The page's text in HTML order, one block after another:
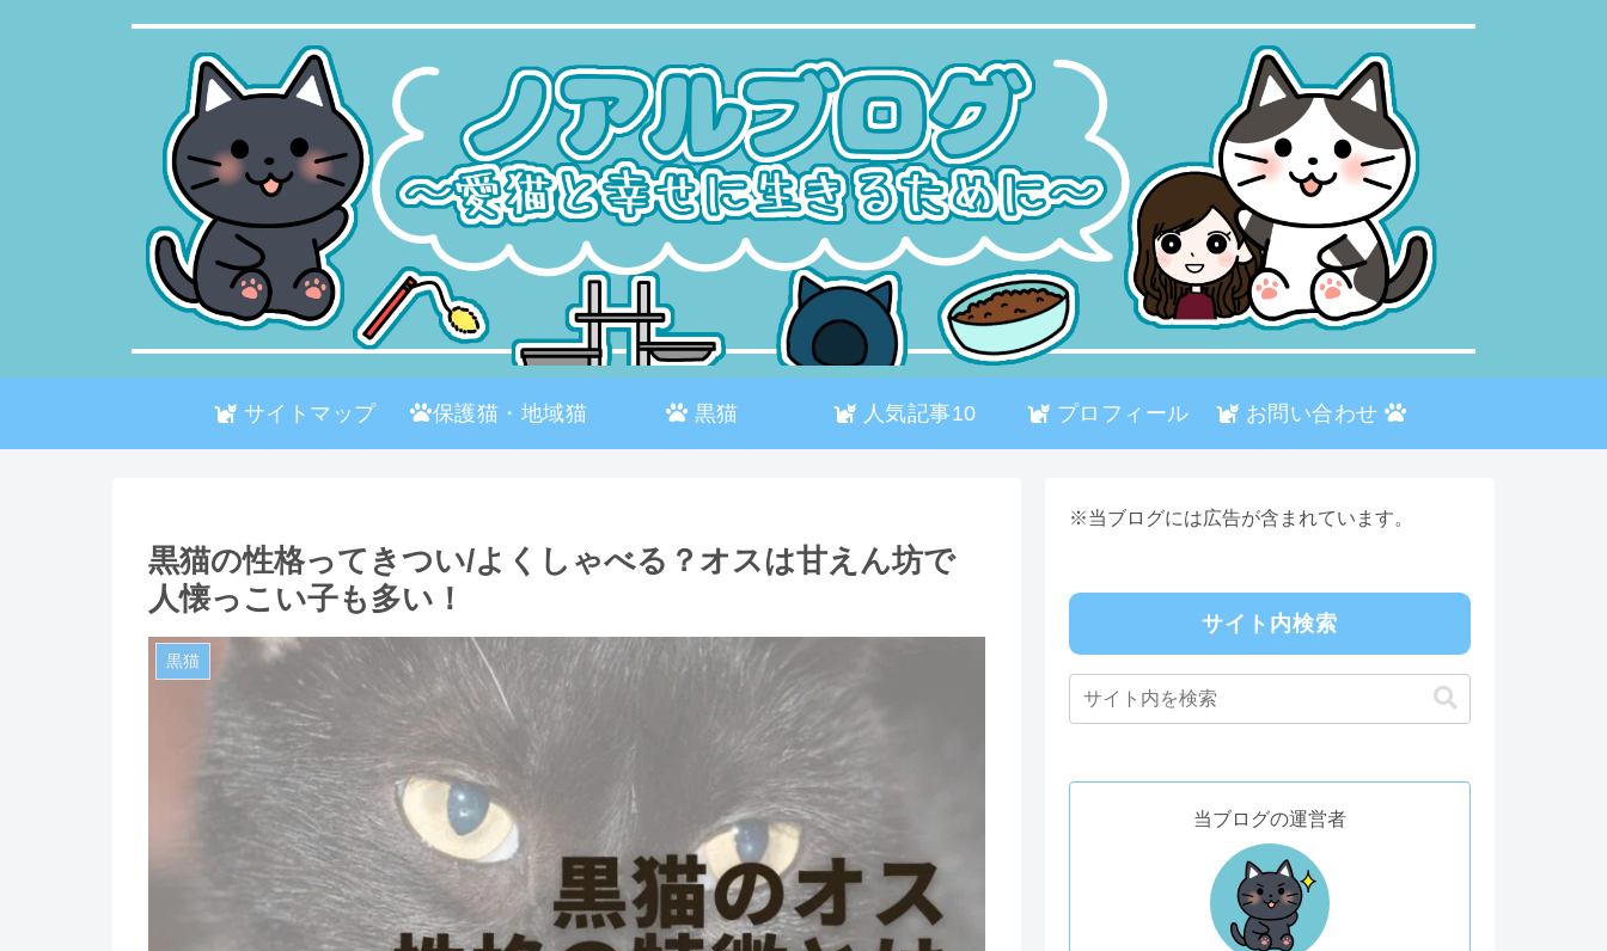
サイトマップ 保護猫・地域猫 黒猫 人気記事10 プロフィール お問い合わせ
黒猫の性格ってきつい/よくしゃべる？オスは甘えん坊で
人懐っこい子も多い！
黒猫
※当ブログには広告が含まれています。
サイト内検索
当ブログの運営者